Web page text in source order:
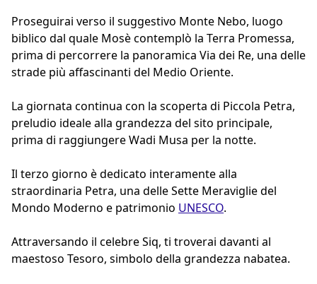
Proseguirai verso il suggestivo Monte Nebo, luogo
biblico dal quale Mosè contemplò la Terra Promessa,
prima di percorrere la panoramica Via dei Re, una delle
strade più affascinanti del Medio Oriente.
La giornata continua con la scoperta di Piccola Petra,
preludio ideale alla grandezza del sito principale,
prima di raggiungere Wadi Musa per la notte.
Il terzo giorno è dedicato interamente alla
straordinaria Petra, una delle Sette Meraviglie del
Mondo Moderno e patrimonio UNESCO.
Attraversando il celebre Siq, ti troverai davanti al
maestoso Tesoro, simbolo della grandezza nabatea.